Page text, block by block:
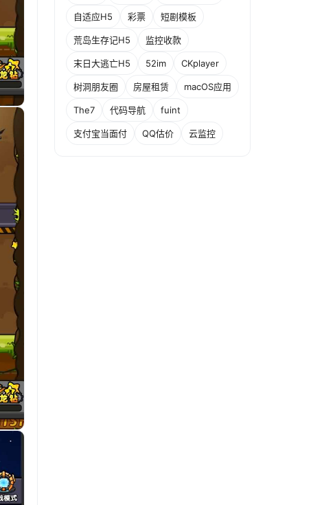
自适应H5 彩票 短剧模板
荒岛生存记H5 监控收款
末日大逃亡H5 52im CKplayer
树洞朋友圈 房屋租赁 macOS应用
The7 代码导航 fuint
支付宝当面付 QQ估价 云监控